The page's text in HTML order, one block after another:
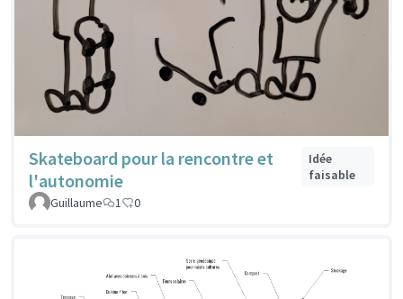
Skateboard pour la rencontre et
l'autonomie
Idée
faisable
Guillaume
1 0